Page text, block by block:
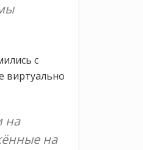
с
виртуально
на
на